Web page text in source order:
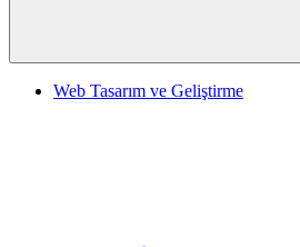
Web Tasarım ve Geliştirme